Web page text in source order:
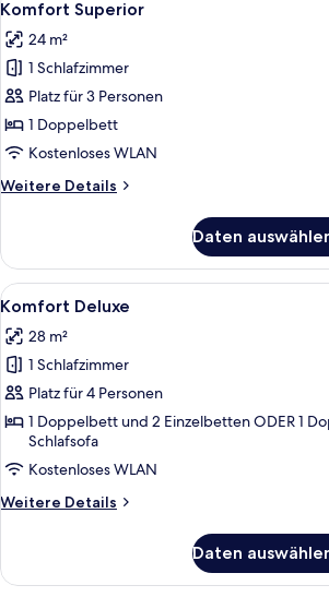
Fotos
für
Komfort
Superior
anzeigen
9
Komfort Superior
24 m²
1 Schlafzimmer
Platz für 3 Personen
1 Doppelbett
Kostenloses WLAN
Weitere Details
Weitere
Superior
Daten
Alle
Fotos
für
Komfort
Deluxe
anzeigen
Ein
6
Komfort Deluxe
28 m²
1 Schlafzimmer
Platz für 4 Personen
1 Doppelbett und 2 Einzelbetten ODER 1
Schlafsofa
Kostenloses WLAN
Weitere Details
Weitere
Deluxe
Daten